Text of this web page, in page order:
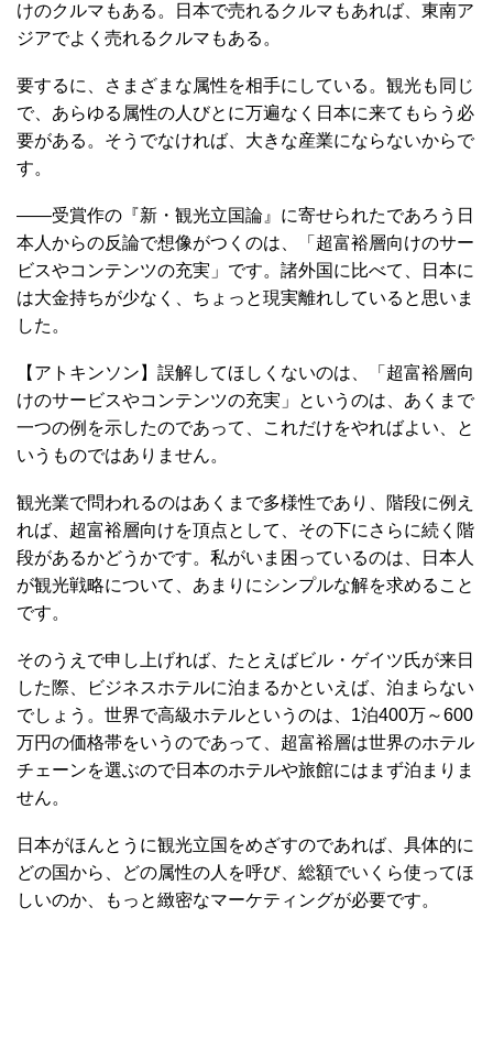
けのクルマもある。日本で売れるクルマもあれば、東南ア
ジアでよく売れるクルマもある。
要するに、さまざまな属性を相手にしている。観光も同じ
で、あらゆる属性の人びとに万遍なく日本に来てもらう必
要がある。そうでなければ、大きな産業にならないからで
す。
――受賞作の『新・観光立国論』に寄せられたであろう日
本人からの反論で想像がつくのは、「超富裕層向けのサー
ビスやコンテンツの充実」です。諸外国に比べて、日本に
は大金持ちが少なく、ちょっと現実離れしていると思いま
した。
【アトキンソン】誤解してほしくないのは、「超富裕層向
けのサービスやコンテンツの充実」というのは、あくまで
一つの例を示したのであって、これだけをやればよい、と
いうものではありません。
観光業で問われるのはあくまで多様性であり、階段に例え
れば、超富裕層向けを頂点として、その下にさらに続く階
段があるかどうかです。私がいま困っているのは、日本人
が観光戦略について、あまりにシンプルな解を求めること
です。
そのうえで申し上げれば、たとえばビル・ゲイツ氏が来日
した際、ビジネスホテルに泊まるかといえば、泊まらない
でしょう。世界で高級ホテルというのは、1泊400万～600
万円の価格帯をいうのであって、超富裕層は世界のホテル
チェーンを選ぶので日本のホテルや旅館にはまず泊まりま
せん。
日本がほんとうに観光立国をめざすのであれば、具体的に
どの国から、どの属性の人を呼び、総額でいくら使ってほ
しいのか、もっと緻密なマーケティングが必要です。